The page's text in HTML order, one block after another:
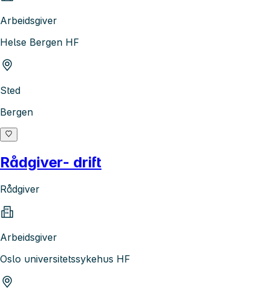
Arbeidsgiver
Helse Bergen HF
Sted
Bergen
Rådgiver- drift
Rådgiver
Arbeidsgiver
Oslo universitetssykehus HF